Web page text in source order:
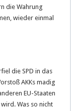
die Wahrung
wieder einmal
die SPD in das
AKKs madig
EU-Staaten
Was so nicht